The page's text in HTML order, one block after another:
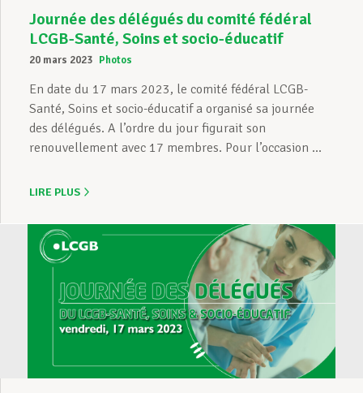
Journée des délégués du comité fédéral
LCGB-Santé, Soins et socio-éducatif
20 mars 2023 Photos
En date du 17 mars 2023, le comité fédéral LCGB-
Santé, Soins et socio-éducatif a organisé sa journée
des délégués. A l’ordre du jour figurait son
renouvellement avec 17 membres. Pour l’occasion ...
LIRE PLUS